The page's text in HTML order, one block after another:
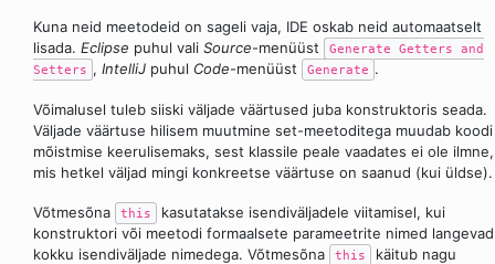
Kuna neid meetodeid on sageli vaja, IDE oskab neid automaatselt
lisada. Eclipse puhul vali Source-menüüst
Generate Getters and
Setters , IntelliJ puhul Code-menüüst Generate .
Võimalusel tuleb siiski väljade väärtused juba konstruktoris seada.
Väljade väärtuse hilisem muutmine set-meetoditega muudab koodi
mõistmise keerulisemaks, sest klassile peale vaadates ei ole ilmne,
mis hetkel väljad mingi konkreetse väärtuse on saanud (kui üldse).
Võtmesõna this
kasutatakse isendiväljadele viitamisel, kui
konstruktori või meetodi formaalsete parameetrite nimed langevad
kokku isendiväljade nimedega. Võtmesõna
this
käitub nagu